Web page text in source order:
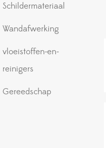
Schildermateriaal
Wandafwerking
vloeistoffen-en-
reinigers
Gereedschap